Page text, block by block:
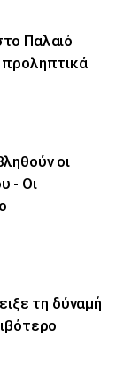
Παλαιό
οι
- Οι
τη δύναμή